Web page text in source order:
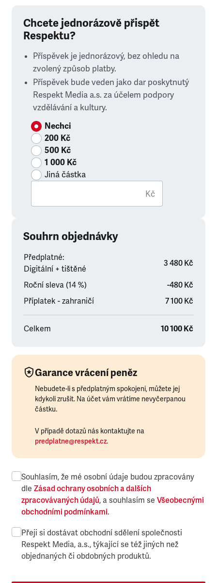
Chcete jednorázově přispět
Respektu?
Příspěvek je jednorázový, bez ohledu na
zvolený způsob platby.
Příspěvek bude veden jako dar poskytnutý
Respekt Media a.s. za účelem podpory
vzdělávání a kultury.
Nechci
200 Kč
500 Kč
1 000 Kč
Jiná částka
Kč
Souhrn objednávky
Předplatné:
Digitální + tištěné
3 480 Kč
Roční sleva (14 %)
-480 Kč
Příplatek - zahraničí
7 100 Kč
Celkem 10 100 Kč
Garance vrácení peněz
Nebudete-li s předplatným spokojeni, můžete jej
kdykoli zrušit. Na účet vám vrátíme nevyčerpanou
částku.
V případě dotazů nás kontaktujte na
predplatne@respekt.cz.
Souhlasím, že mé osobní údaje budou zpracovány
dle Zásad ochrany osobních a dalších
zpracovávaných údajů, a souhlasím se Všeobecnými
obchodními podmínkami.
Přeji si dostávat obchodní sdělení společnosti
Respekt Media, a.s., týkající se též jiných než
objednaných či obdobných produktů.